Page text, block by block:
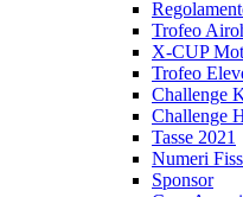
Trofeo
X-CUP
Trofeo
Challenge
Challenge
Tasse 2021
Numeri
Sponsor